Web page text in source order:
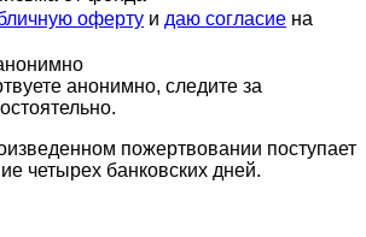
оферту и даю согласие на
анонимно, следите за
пожертвовании поступает
четырех банковских дней.